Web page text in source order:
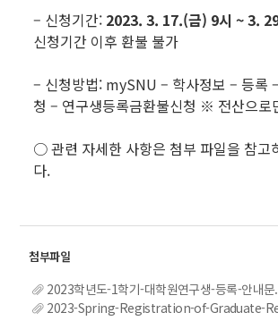
– 신청기간: 2023. 3. 17.(금) 9시 ~ 3.
신청기간 이후 환불 불가
– 신청방법: mySNU – 학사정보 – 등록
청 – 연구생등록금환불신청 ※ 전산으로
○ 관련 자세한 사항은 첨부 파일을 참고
다.
2023학년도-1학기-대학원연구생-등록-
2023-Spring-Registration-of-Graduate-